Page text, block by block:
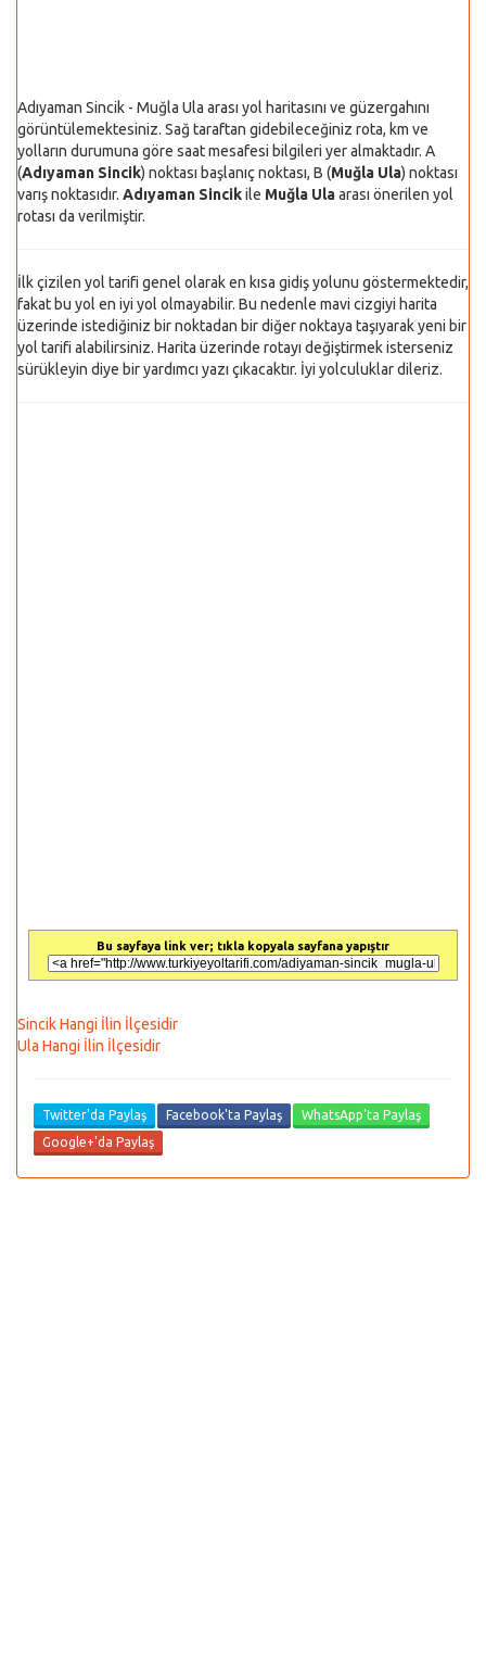
Adıyaman Sincik - Muğla Ula arası yol haritasını ve güzergahını
görüntülemektesiniz. Sağ taraftan gidebileceğiniz rota, km ve
yolların durumuna göre saat mesafesi bilgileri yer almaktadır. A
(Adıyaman Sincik) noktası başlanıç noktası, B (Muğla Ula) noktası
varış noktasıdır. Adıyaman Sincikile Muğla Ulaarası önerilen yol
rotası da verilmiştir.
İlk çizilen yol tarifi genel olarak en kısa gidiş yolunu göstermektedir,
fakat bu yol en iyi yol olmayabilir. Bu nedenle mavi cizgiyi harita
üzerinde istediğiniz bir noktadan bir diğer noktaya taşıyarak yeni bir
yol tarifi alabilirsiniz. Harita üzerinde rotayı değiştirmek isterseniz
sürükleyin diye bir yardımcı yazı çıkacaktır. İyi yolculuklar dileriz.
Bu sayfaya link ver; tıkla kopyala sayfana yapıştır
Sincik Hangi İlin İlçesidir
Ula Hangi İlin İlçesidir
Twitter'da Paylaş Facebook'ta Paylaş
WhatsApp'ta Paylaş
Google+'da Paylaş